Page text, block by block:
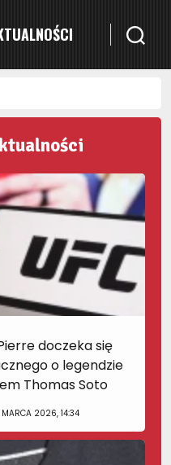
doczeka się
o legendzie
Thomas Soto
2026, 14:34